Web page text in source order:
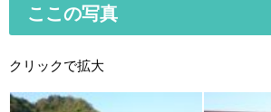
ここの写真
クリックで拡大